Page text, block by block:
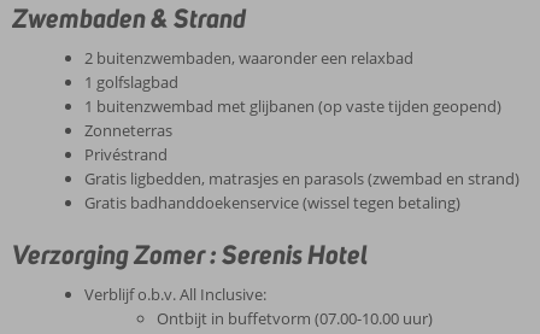
Zwembaden & Strand
2 buitenzwembaden, waaronder een relaxbad
1 golfslagbad
1 buitenzwembad met glijbanen (op vaste tijden geopend)
Zonneterras
Privéstrand
Gratis ligbedden, matrasjes en parasols (zwembad en strand)
Gratis badhanddoekenservice (wissel tegen betaling)
Verzorging Zomer : Serenis Hotel
Verblijf o.b.v. All Inclusive:
Ontbijt in buffetvorm (07.00-10.00 uur)